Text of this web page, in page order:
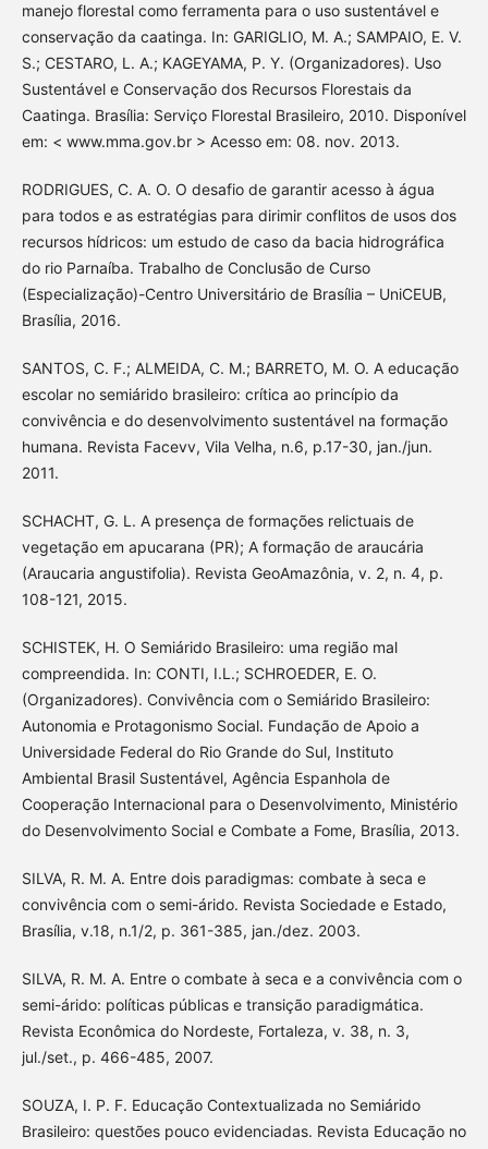
manejo florestal como ferramenta para o uso sustentável e
conservação da caatinga. In: GARIGLIO, M. A.; SAMPAIO, E. V.
S.; CESTARO, L. A.; KAGEYAMA, P. Y. (Organizadores). Uso
Sustentável e Conservação dos Recursos Florestais da
Caatinga. Brasília: Serviço Florestal Brasileiro, 2010. Disponível
em: < www.mma.gov.br > Acesso em: 08. nov. 2013.
RODRIGUES, C. A. O. O desafio de garantir acesso à água
para todos e as estratégias para dirimir conflitos de usos dos
recursos hídricos: um estudo de caso da bacia hidrográfica
do rio Parnaíba. Trabalho de Conclusão de Curso
(Especialização)-Centro Universitário de Brasília – UniCEUB,
Brasília, 2016.
SANTOS, C. F.; ALMEIDA, C. M.; BARRETO, M. O. A educação
escolar no semiárido brasileiro: crítica ao princípio da
convivência e do desenvolvimento sustentável na formação
humana. Revista Facevv, Vila Velha, n.6, p.17-30, jan./jun.
2011.
SCHACHT, G. L. A presença de formações relictuais de
vegetação em apucarana (PR); A formação de araucária
(Araucaria angustifolia). Revista GeoAmazônia, v. 2, n. 4, p.
108-121, 2015.
SCHISTEK, H. O Semiárido Brasileiro: uma região mal
compreendida. In: CONTI, I.L.; SCHROEDER, E. O.
(Organizadores). Convivência com o Semiárido Brasileiro:
Autonomia e Protagonismo Social. Fundação de Apoio a
Universidade Federal do Rio Grande do Sul, Instituto
Ambiental Brasil Sustentável, Agência Espanhola de
Cooperação Internacional para o Desenvolvimento, Ministério
do Desenvolvimento Social e Combate a Fome, Brasília, 2013.
SILVA, R. M. A. Entre dois paradigmas: combate à seca e
convivência com o semi-árido. Revista Sociedade e Estado,
Brasília, v.18, n.1/2, p. 361-385, jan./dez. 2003.
SILVA, R. M. A. Entre o combate à seca e a convivência com o
semi-árido: políticas públicas e transição paradigmática.
Revista Econômica do Nordeste, Fortaleza, v. 38, n. 3,
jul./set., p. 466-485, 2007.
SOUZA, I. P. F. Educação Contextualizada no Semiárido
Brasileiro: questões pouco evidenciadas. Revista Educação no